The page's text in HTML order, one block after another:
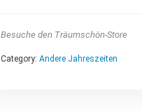
Besuche den Träumschön-Store
Category: Andere Jahreszeiten